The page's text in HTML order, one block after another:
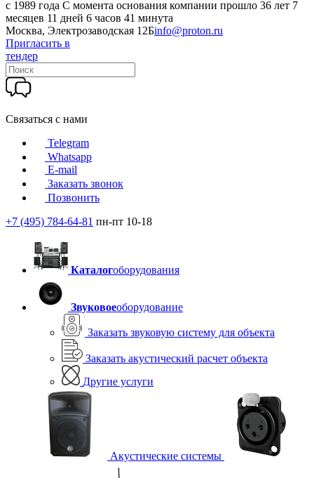
c 1989 года С момента основания компании прошло 36 лет 7
месяцев 11 дней 6 часов 41 минута
Москва, Электрозаводская 12Бinfo@proton.ru
Пригласить в
тендер
Связаться с нами
Telegram
Whatsapp
E-mail
Заказать звонок
Позвонить
+7 (495) 784-64-81 пн-пт 10-18
Каталогоборудования
Звуковоеоборудование
Заказать звуковую систему для объекта
Заказать акустический расчет объекта
Другие услуги
Акустические системы